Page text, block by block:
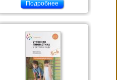
Подробнее